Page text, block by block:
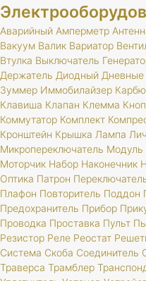
Аварийный Амперметр
Вакуум Валик Вариатор
Втулка Выключатель
Держатель Диодный Дневные
Зуммер Иммобилайзер
Клавиша Клапан Клемма
Коммутатор Комплект
Кронштейн Крышка Лампа
Микропереключатель Модуль
Моторчик Набор Наконечник
Оптика Патрон
Плафон Повторитель Поддон
Предохранитель Прибор
Проводка Проставка Пульт
Резистор Реле Реостат
Система Скоба Соединитель
Траверса Трамблер